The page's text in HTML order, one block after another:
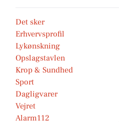
Det sker
Erhvervsprofil
Lykønskning
Opslagstavlen
Krop & Sundhed
Sport
Dagligvarer
Vejret
Alarm112